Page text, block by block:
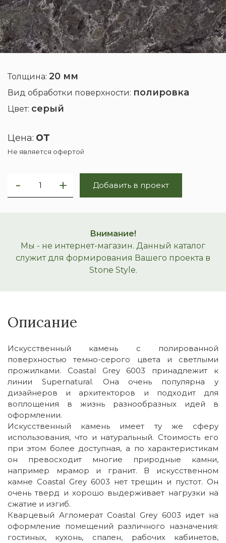
Толщина: 20 мм
Вид обработки поверхности: полировка
Цвет: серый
Цена: от
Не является офертой
Добавить в проект
Внимание!
Мы - не интернет-магазин. Данный каталог
служит для формирования Вашего проекта в
Stone Style.
Описание
Искусственный камень с полированной
поверхностью темно-серого цвета и светлыми
прожилками. Coastal Grey 6003 принадлежит к
линии Supernatural. Она очень популярна у
дизайнеров и архитекторов и подходит для
воплощения в жизнь разнообразных идей в
оформлении.
Искусственный камень имеет ту же сферу
использования, что и натуральный. Стоимость его
при этом более доступная, а по характеристикам
он превосходит многие природные камни,
например мрамор и гранит. В искусственном
камне Coastal Grey 6003 нет трещин и пустот. Он
очень тверд и хорошо выдерживает нагрузки на
сжатие и изгиб.
Кварцевый Агломерат Coastal Grey 6003 идет на
оформление помещений различного назначения:
гостиных, кухонь, спален, рабочих кабинетов,